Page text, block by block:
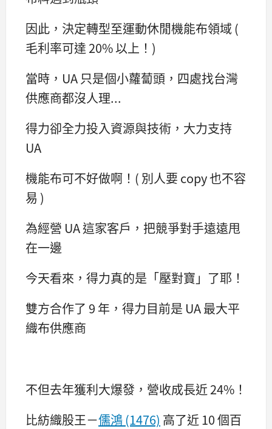
因此，決定轉型至運動休閒機能布領域 (
毛利率可達 20% 以上！)
當時，UA 只是個小蘿蔔頭，四處找台灣
供應商都沒人理...
得力卻全力投入資源與技術，大力支持
UA
機能布可不好做啊！( 別人要 copy 也不容
易 )
為經營 UA 這家客戶，把競爭對手遠遠甩
在一邊
今天看來，得力真的是「壓對寶」了耶！
雙方合作了 9 年，得力目前是 UA 最大平
織布供應商
不但去年獲利大爆發，營收成長近 24%！
比紡織股王－儒鴻 (1476) 高了近 10 個百